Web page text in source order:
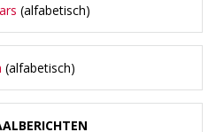
(alfabetisch)
(alfabetisch)